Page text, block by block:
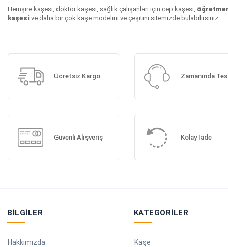
Hemşire kaşesi, doktor kaşesi, sağlık çalışanları için cep kaşesi,
kaşesi ve daha bir çok kaşe modelini ve çeşitini sitemizde bulabilirsiniz.
Ücretsiz Kargo Zamanında
Güvenli Alışveriş Kolay İade
BILGILER
Hakkımızda
KATEGORILER
Kaşe